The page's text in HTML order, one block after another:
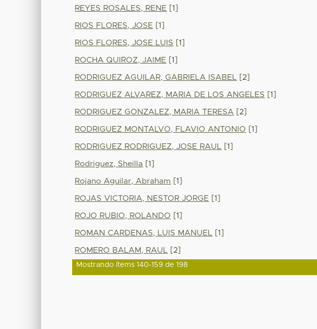
REYES ROSALES, RENE [1]
RIOS FLORES, JOSE [1]
RIOS FLORES, JOSE LUIS [1]
ROCHA QUIROZ, JAIME [1]
RODRIGUEZ AGUILAR, GABRIELA ISABEL [2]
RODRIGUEZ ALVAREZ, MARIA DE LOS ANGELES [1]
RODRIGUEZ GONZALEZ, MARIA TERESA [2]
RODRIGUEZ MONTALVO, FLAVIO ANTONIO [1]
RODRIGUEZ RODRIGUEZ, JOSE RAUL [1]
Rodriguez, Sheilla [1]
Rojano Aguilar, Abraham [1]
ROJAS VICTORIA, NESTOR JORGE [1]
ROJO RUBIO, ROLANDO [1]
ROMAN CARDENAS, LUIS MANUEL [1]
ROMERO BALAM, RAUL [2]
Mostrando ítems 140-159 de 198